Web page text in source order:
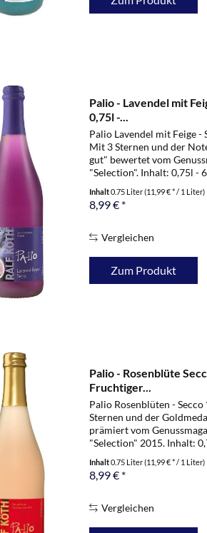
Palio - Lavendel mit
0,75l -...
Palio Lavendel mit Feige -
Mit 3 Sternen und der
gut" bewertet vom
"Selection". Inhalt: 0,75l -
mediterrane
saftig-vollreifen Feigen...
Inhalt0.75 Liter(11,99 € * / 1 Liter)
8,99 € *
Vergleichen
Zum Produkt
Palio - Rosenblüte
Fruchtiger...
Palio Rosenblüten -
Sternen und der
prämiert vom
"Selection" 2015. Inhalt:
sommerfrischen
verschmilzt auf dem
Inhalt0.75 Liter(11,99 € * / 1 Liter)
8,99 € *
Vergleichen